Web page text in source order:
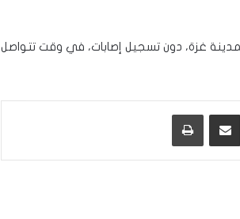
غزة، دون تسجيل إصابات، في وقت تتواصل